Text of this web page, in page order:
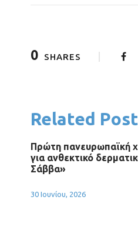
0 SHARES
Related
Πρώτη πανευρωπαϊκή
για ανθεκτικό
Σάββα»
30 Ιουνίου, 2026